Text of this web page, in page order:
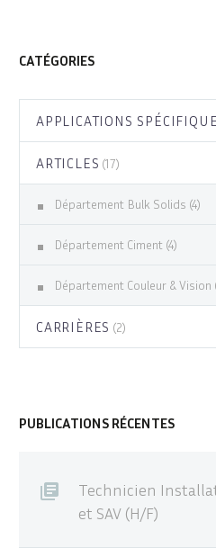
CATÉGORIES
APPLICATIONS
ARTICLES (17)
Département Bulk Solids (4)
Département Ciment (4)
Département Couleur & Vision
CARRIÈRES (2)
PUBLICATIONS RÉCENTES
Technicien
et SAV (H/F)